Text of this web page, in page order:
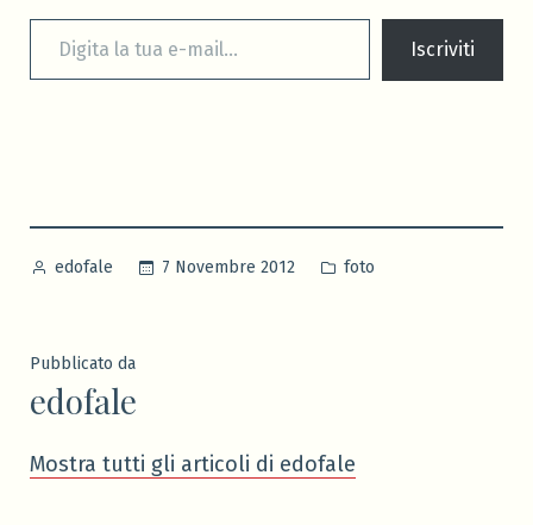
Digita la tua e-mail...
Iscriviti
Pubblicato
edofale 7 Novembre 2012
Pubblicato
foto
Pubblicato da
edofale
Mostra tutti gli articoli di edofale